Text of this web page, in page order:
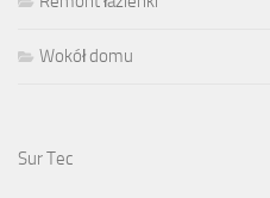
Wokół domu
Sur Tec